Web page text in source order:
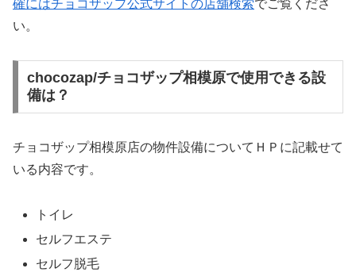
確にはチョコザップ公式サイトの店舗検索でご覧くださ
い。
chocozap/チョコザップ相模原で使用できる設
備は？
チョコザップ相模原店の物件設備についてＨＰに記載せて
いる内容です。
トイレ
セルフエステ
セルフ脱毛